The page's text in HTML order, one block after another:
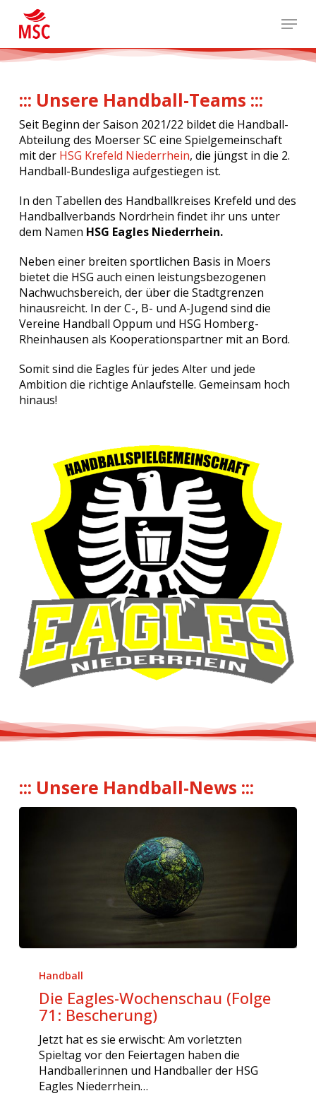
main
content
Menu
::: Unsere Handball-Teams :::
Seit Beginn der Saison 2021/22 bildet die Handball-
Abteilung des Moerser SC eine Spielgemeinschaft
mit der HSG Krefeld Niederrhein, die jüngst in die 2.
Handball-Bundesliga aufgestiegen ist.
In den Tabellen des Handballkreises Krefeld und des
Handballverbands Nordrhein findet ihr uns unter
dem Namen HSG Eagles Niederrhein.
Neben einer breiten sportlichen Basis in Moers
bietet die HSG auch einen leistungsbezogenen
Nachwuchsbereich, der über die Stadtgrenzen
hinausreicht. In der C-, B- und A-Jugend sind die
Vereine Handball Oppum und HSG Homberg-
Rheinhausen als Kooperationspartner mit an Bord.
Somit sind die Eagles für jedes Alter und jede
Ambition die richtige Anlaufstelle. Gemeinsam hoch
hinaus!
::: Unsere Handball-News :::
Eagles-
(Folge
Bescherung)
Handball
Die Eagles-Wochenschau (Folge
71: Bescherung)
Jetzt hat es sie erwischt: Am vorletzten
Spieltag vor den Feiertagen haben die
Handballerinnen und Handballer der HSG
Eagles Niederrhein…